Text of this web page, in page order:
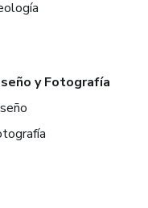
y Fotografía